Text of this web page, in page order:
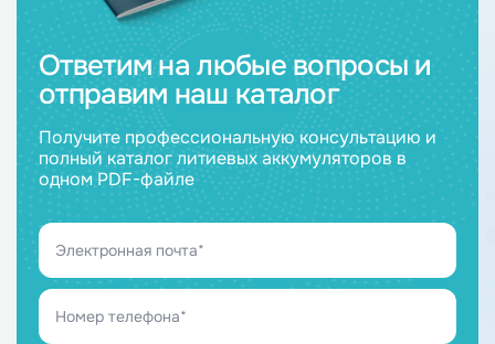
Ответим на любые вопросы и
отправим наш каталог
Получите профессиональную консультацию и
полный каталог литиевых аккумуляторов в
одном PDF-файле